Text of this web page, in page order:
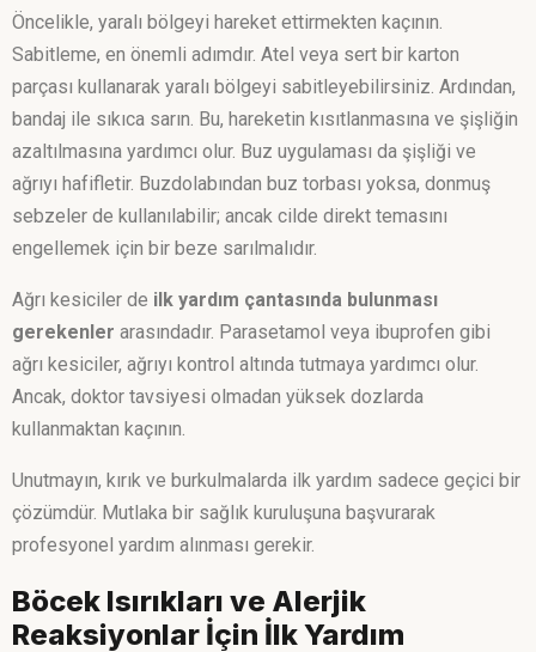
Öncelikle, yaralı bölgeyi hareket ettirmekten kaçının.
Sabitleme, en önemli adımdır. Atel veya sert bir karton
parçası kullanarak yaralı bölgeyi sabitleyebilirsiniz. Ardından,
bandaj ile sıkıca sarın. Bu, hareketin kısıtlanmasına ve şişliğin
azaltılmasına yardımcı olur. Buz uygulaması da şişliği ve
ağrıyı hafifletir. Buzdolabından buz torbası yoksa, donmuş
sebzeler de kullanılabilir; ancak cilde direkt temasını
engellemek için bir beze sarılmalıdır.
Ağrı kesiciler de ilk yardım çantasında bulunması
gerekenler arasındadır. Parasetamol veya ibuprofen gibi
ağrı kesiciler, ağrıyı kontrol altında tutmaya yardımcı olur.
Ancak, doktor tavsiyesi olmadan yüksek dozlarda
kullanmaktan kaçının.
Unutmayın, kırık ve burkulmalarda ilk yardım sadece geçici bir
çözümdür. Mutlaka bir sağlık kuruluşuna başvurarak
profesyonel yardım alınması gerekir.
Böcek Isırıkları ve Alerjik
Reaksiyonlar İçin İlk Yardım